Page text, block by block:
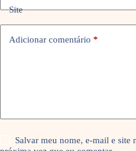
Site
Adicionar comentário *
Salvar meu nome, e-mail e site